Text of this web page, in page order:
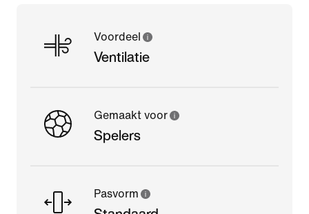
Voordeel
Ventilatie
Gemaakt voor
Spelers
Pasvorm